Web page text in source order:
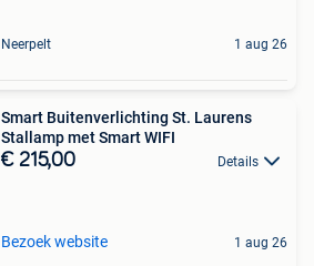
Neerpelt 1 aug 26
Smart Buitenverlichting St. Laurens
Stallamp met Smart WIFI
€ 215,00 Details
Bezoek website 1 aug 26